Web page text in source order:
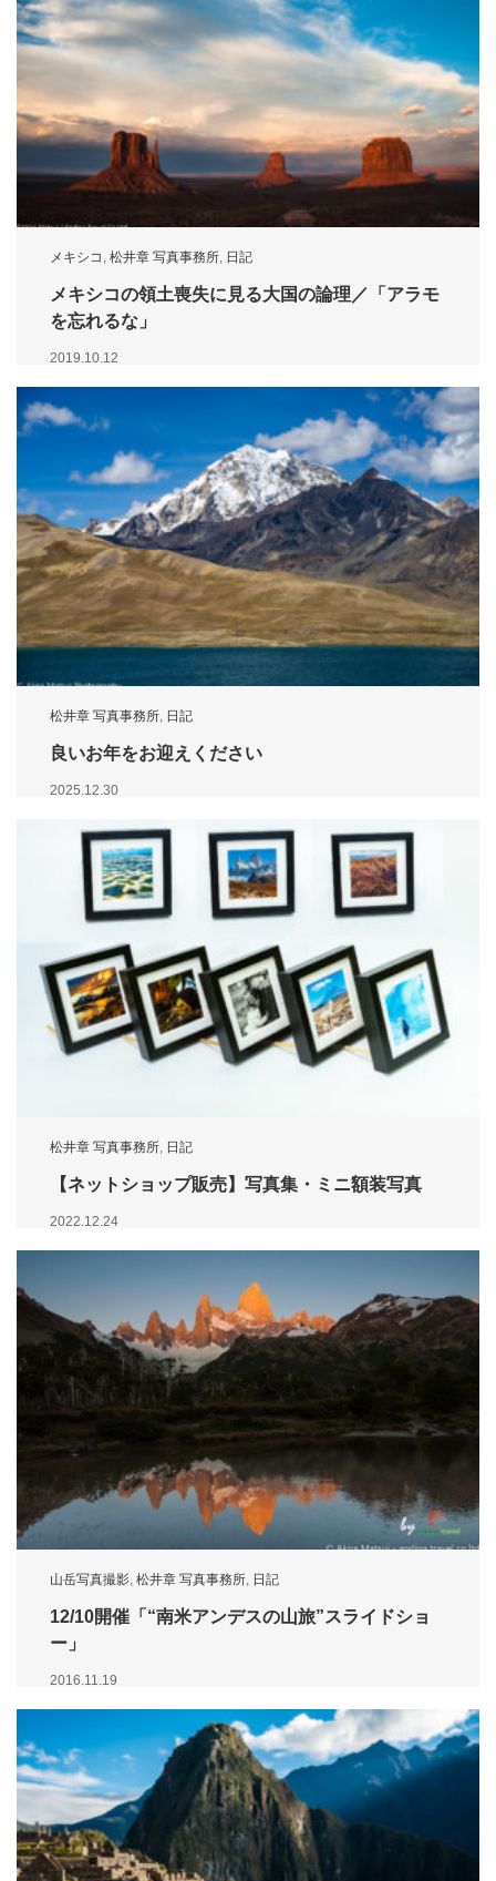
メキシコ , 松井章 写真事務所, 日記
メキシコの領土喪失に見る大国の論理／「アラモ
を忘れるな」
2019.10.12
松井章 写真事務所 日記
良いお年をお迎えください
2025.12.30
松井章 写真事務所, 日記
【ネットショップ販売】写真集・ミニ額装写真
2022.12.24
山岳写真撮影, 松井章 写真事務所, 日記
12/10開催「“南米アンデスの山旅”スライドショ
ー」
2016.11.19